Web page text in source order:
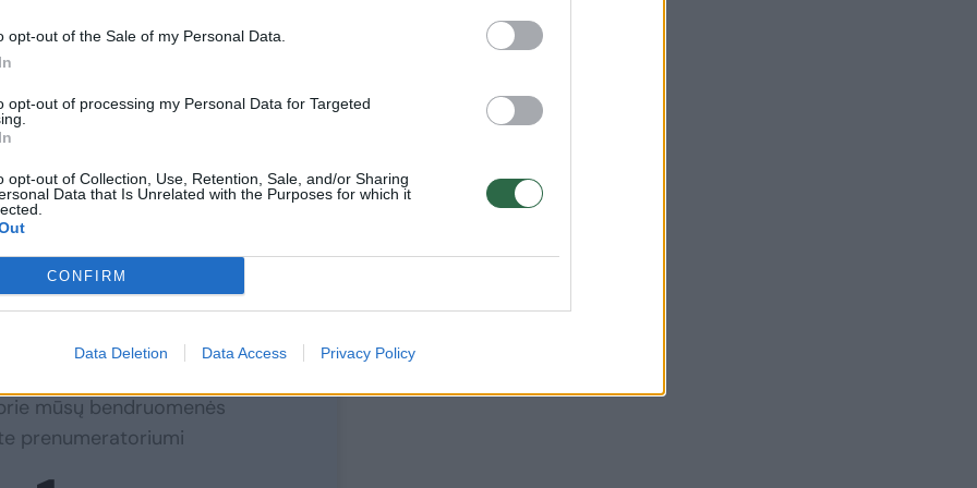
opt-out of the Sale of my Personal Data.
opt-out of processing my Personal Data for Targeted
opt-out of Collection, Use, Retention, Sale, and/or Sharing
Data that Is Unrelated with the Purposes for which it
CONFIRM
Data Deletion Data Access Privacy Policy
savo griežtomis pažiūromis į smurtą
puolė daužyti jį kumščiais.
tačiau ant jo rankos liko kruvinas
skaityti
toliau?
mūsų bendruomenės
prenumeratoriumi